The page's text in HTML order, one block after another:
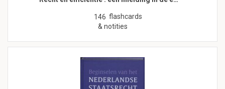
146 flashcards
& notities